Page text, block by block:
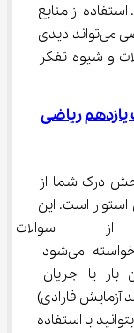
خواهد بود. استفاده از منابع
متنوع و دانلود نمونه سوالات یازدهم ریاضی می‌تواند دیدی
سوالات و شیوه تفکر
یازدهم ریاضی
بر سنجش درک شما از
است. این
از
می‌شود. در بخش مفهومی، از شما خواسته می‌شود
بودن بار یا جریان
(مانند آزمایش فارادی)
با استفاده